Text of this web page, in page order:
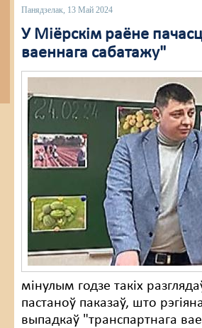
Панядзелак, 13 Май 2024
У Міёрскім раёне
ваеннага сабатажу"
мінулым годзе такіх
пастаноў паказаў, што
выпадкаў "транспартнага